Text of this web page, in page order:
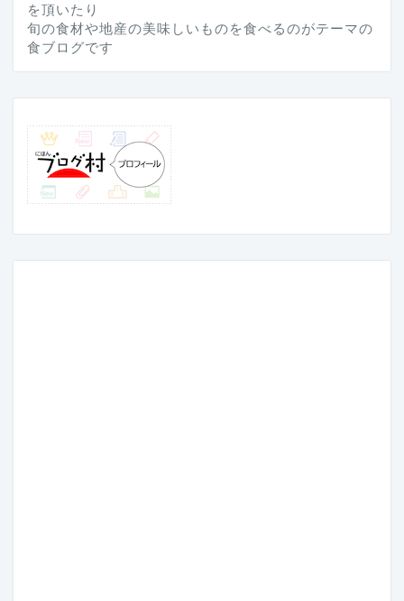
を頂いたり
旬の食材や地産の美味しいものを食べるのがテーマの
食ブログです